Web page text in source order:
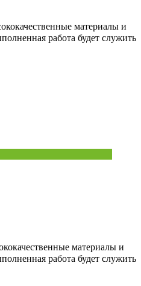
материалы и
работа будет служить
материалы и
работа будет служить